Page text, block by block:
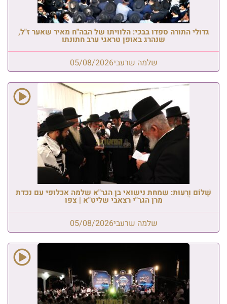
גדולי התורה ספדו בבכי: הלוויתו של הבה"ח מאיר שאער ז"ל,
שנהרג באופן טראגי ערב חתונתו
שלמה שרעבי05/08/2026
שָׁלוֹם וְרֵעוּת: שמחת נישואי בן הגר"א שלמה אכלופי עם נכדת
מרן הגר"י רצאבי שליט"א | צפו
שלמה שרעבי05/08/2026